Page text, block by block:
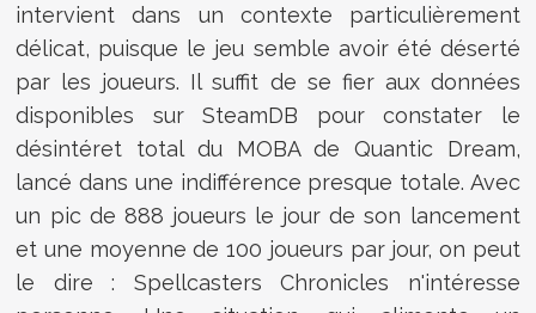
intervient dans un contexte particulièrement
délicat, puisque le jeu semble avoir été déserté
par les joueurs. Il suffit de se fier aux données
disponibles surSteamDB pour constater le
désintéret total du MOBA de Quantic Dream,
lancé dans une indifférence presque totale. Avec
un pic de 888 joueurs le jour de son lancement
et une moyenne de 100 joueurs par jour, on peut
le dire : Spellcasters Chronicles n'intéresse